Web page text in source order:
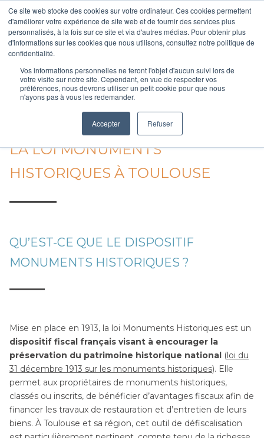
Ce site web stocke des cookies sur votre ordinateur. Ces cookies permettent
d'améliorer votre expérience de site web et de fournir des services plus
personnalisés, à la fois sur ce site et via d'autres médias. Pour obtenir plus
d'informations sur les cookies que nous utilisons, consultez notre politique de
confidentialité.
Vos informations personnelles ne feront l'objet d'aucun suivi lors de
votre visite sur notre site. Cependant, en vue de respecter vos
préférences, nous devrons utiliser un petit cookie pour que nous
n'ayons pas à vous les redemander.
Accepter Refuser
Aller
au
contenu
principal
Votre courtier en accession à la propriété
LA LOI MONUMENTS
HISTORIQUES À TOULOUSE
QU’EST-CE QUE LE DISPOSITIF
MONUMENTS HISTORIQUES ?
Mise en place en 1913, la loi Monuments Historiques est un
dispositif fiscal français visant à encourager la
préservation du patrimoine historique national (loi du
31 décembre 1913 sur les monuments historiques). Elle
permet aux propriétaires de monuments historiques,
classés ou inscrits, de bénéficier d’avantages fiscaux afin de
financer les travaux de restauration et d’entretien de leurs
biens. À Toulouse et sa région, cet outil de défiscalisation